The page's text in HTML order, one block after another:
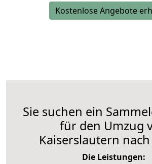
Kostenlose Angebote
Sie suchen ein
für den Umzug
Kaiserslautern nach
Die Leistungen: